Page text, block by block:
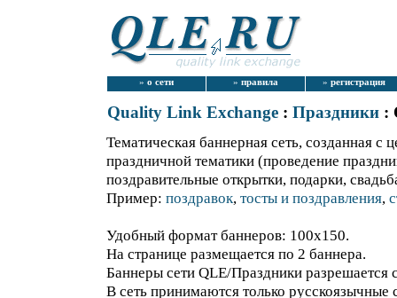
» о сети » правила » регистрация
Quality Link Exchange: Праздники:
Тематическая баннерная сеть, созданная с
праздничной тематики (проведение
поздравительные открытки, подарки,
Пример: поздравок, тосты и поздравления,
Удобный формат баннеров: 100х150.
На странице размещается по 2 баннера.
Баннеры сети QLE/Праздники
В сеть принимаются только русскоязычные